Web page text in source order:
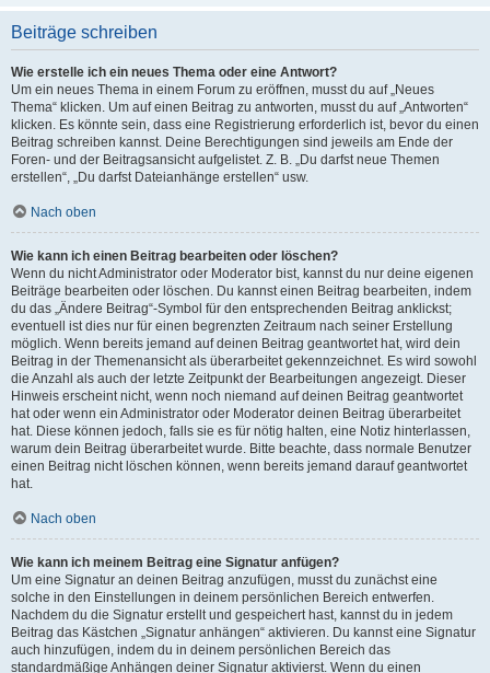
Beiträge schreiben
Wie erstelle ich ein neues Thema oder eine Antwort?
Um ein neues Thema in einem Forum zu eröffnen, musst du auf „Neues
Thema“ klicken. Um auf einen Beitrag zu antworten, musst du auf „Antworten“
klicken. Es könnte sein, dass eine Registrierung erforderlich ist, bevor du einen
Beitrag schreiben kannst. Deine Berechtigungen sind jeweils am Ende der
Foren- und der Beitragsansicht aufgelistet. Z. B. „Du darfst neue Themen
erstellen“, „Du darfst Dateianhänge erstellen“ usw.
Nach oben
Wie kann ich einen Beitrag bearbeiten oder löschen?
Wenn du nicht Administrator oder Moderator bist, kannst du nur deine eigenen
Beiträge bearbeiten oder löschen. Du kannst einen Beitrag bearbeiten, indem
du das „Ändere Beitrag“-Symbol für den entsprechenden Beitrag anklickst;
eventuell ist dies nur für einen begrenzten Zeitraum nach seiner Erstellung
möglich. Wenn bereits jemand auf deinen Beitrag geantwortet hat, wird dein
Beitrag in der Themenansicht als überarbeitet gekennzeichnet. Es wird sowohl
die Anzahl als auch der letzte Zeitpunkt der Bearbeitungen angezeigt. Dieser
Hinweis erscheint nicht, wenn noch niemand auf deinen Beitrag geantwortet
hat oder wenn ein Administrator oder Moderator deinen Beitrag überarbeitet
hat. Diese können jedoch, falls sie es für nötig halten, eine Notiz hinterlassen,
warum dein Beitrag überarbeitet wurde. Bitte beachte, dass normale Benutzer
einen Beitrag nicht löschen können, wenn bereits jemand darauf geantwortet
hat.
Nach oben
Wie kann ich meinem Beitrag eine Signatur anfügen?
Um eine Signatur an deinen Beitrag anzufügen, musst du zunächst eine
solche in den Einstellungen in deinem persönlichen Bereich entwerfen.
Nachdem du die Signatur erstellt und gespeichert hast, kannst du in jedem
Beitrag das Kästchen „Signatur anhängen“ aktivieren. Du kannst eine Signatur
auch hinzufügen, indem du in deinem persönlichen Bereich das
standardmäßige Anhängen deiner Signatur aktivierst. Wenn du einen